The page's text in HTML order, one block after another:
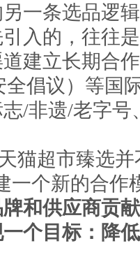
一条选品逻
入的，往往
建立长期合
全倡议）等国
/非遗/老字
猫超市臻选
一个新的合作
和供应商贡
个目标：降